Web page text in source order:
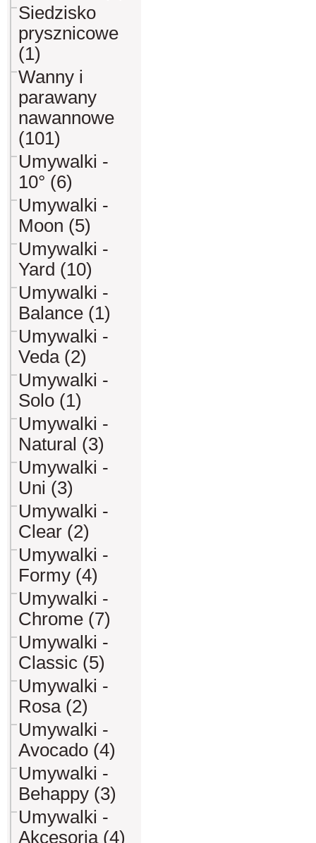
Siedzisko
prysznicowe
(1)
Wanny i
parawany
nawannowe
(101)
Umywalki -
10° (6)
Umywalki -
Moon (5)
Umywalki -
Yard (10)
Umywalki -
Balance (1)
Umywalki -
Veda (2)
Umywalki -
Solo (1)
Umywalki -
Natural (3)
Umywalki -
Uni (3)
Umywalki -
Clear (2)
Umywalki -
Formy (4)
Umywalki -
Chrome (7)
Umywalki -
Classic (5)
Umywalki -
Rosa (2)
Umywalki -
Avocado (4)
Umywalki -
Behappy (3)
Umywalki -
Akcesoria (4)